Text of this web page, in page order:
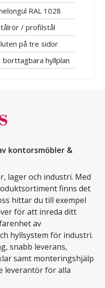
RAL 1028
/ profilstål
på tre sidor
borttagbara hyllplan
kontorsmöbler &
lager och industri. Med
finns det
hittar du till exempel
för att inreda ditt
av
hyllsystem för industri.
snabb leverans,
samt monteringshjälp
leverantör för alla